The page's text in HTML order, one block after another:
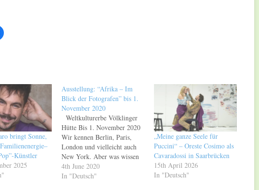
Click
to
bringt Sonne,
Künstler
2025
Ausstellung: “Afrika – Im
Blick der Fotografen” bis 1.
November 2020
Weltkulturerbe Völklinger
Hütte Bis 1. November 2020
Wir kennen Berlin, Paris,
London und vielleicht auch
New York. Aber was wissen
wir über Nairobi, Casablanca
oder Kinshasa? Die
4th June 2020
In "Deutsch"
„Meine ganze Seele für
Puccini“ – Oreste Cosimo als
Cavaradossi in Saarbrücken
15th April 2026
In "Deutsch"